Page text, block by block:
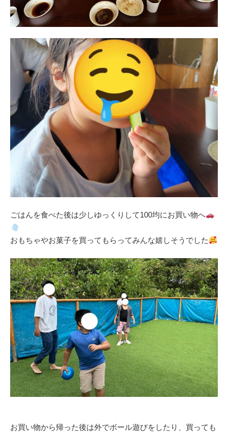
ごはんを食べた後は少しゆっくりして100均にお買い物へ
おもちゃやお菓子を買ってもらってみんな嬉しそうでした
お買い物から帰った後は外でボール遊びをしたり、買っても